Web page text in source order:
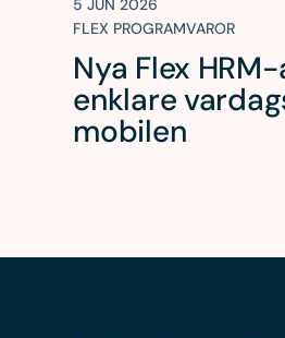
5 JUN 2026
FLEX PROGRAMVAROR
Nya Flex
enklare
mobilen